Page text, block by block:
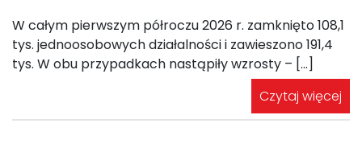
W całym pierwszym półroczu 2026 r. zamknięto 108,1
tys. jednoosobowych działalności i zawieszono 191,4
tys. W obu przypadkach nastąpiły wzrosty – […]
Czytaj więcej